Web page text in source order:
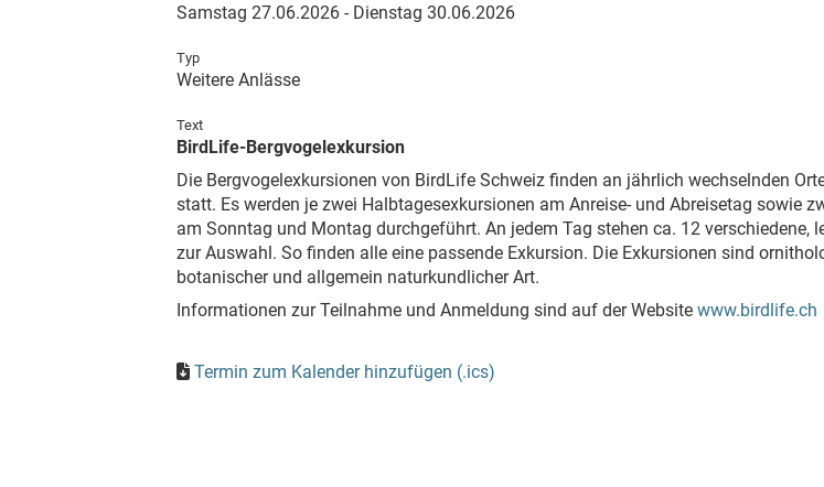
Samstag 27.06.2026 - Dienstag 30.06.2026
Typ
Weitere Anlässe
Text
BirdLife-Bergvogelexkursion
Die Bergvogelexkursionen von BirdLife Schweiz finden an jährlich wechselnden
statt. Es werden je zwei Halbtagesexkursionen am Anreise- und Abreisetag sowie
am Sonntag und Montag durchgeführt. An jedem Tag stehen ca. 12 verschiedene,
zur Auswahl. So finden alle eine passende Exkursion. Die Exkursionen sind
botanischer und allgemein naturkundlicher Art.
Informationen zur Teilnahme und Anmeldung sind auf der Website www.birdlife.ch
Termin zum Kalender hinzufügen (.ics)